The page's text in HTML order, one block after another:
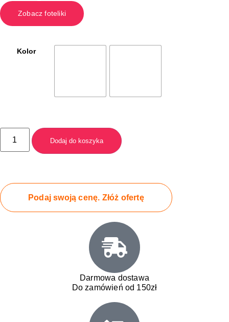
Zobacz foteliki
Podaj swoją cenę. Złóż ofertę
Kolor
Dodaj do koszyka
Darmowa dostawa
Do zamówień od 150zł